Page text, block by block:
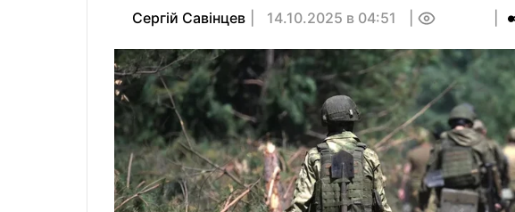
Сергій Савінцев 14.10.2025 в 04:51